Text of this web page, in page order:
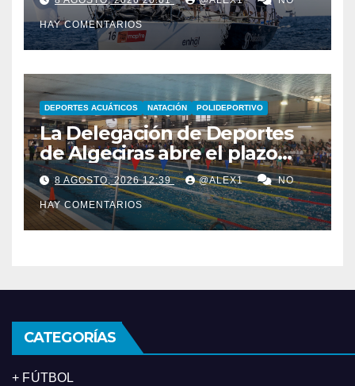
44ª Copa del Rey Mapfre
HAY COMENTARIOS
DEPORTES ACUÁTICOS NATACIÓN POLIDEPORTIVO
La Delegación de Deportes
de Algeciras abre el plazo
para los cursos municipales
de natación para todas las
edades
8 AGOSTO, 2026 12:39 @ALEX1 NO
HAY COMENTARIOS
CATEGORÍAS
+ FÚTBOL